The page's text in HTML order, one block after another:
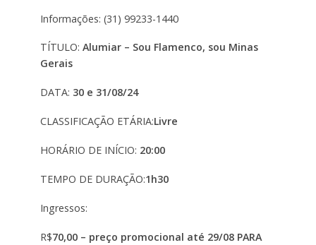
Informações: (31) 99233-1440
TÍTULO: Alumiar – Sou Flamenco, sou Minas
Gerais
DATA: 30 e 31/08/24
CLASSIFICAÇÃO ETÁRIA:Livre
HORÁRIO DE INÍCIO: 20:00
TEMPO DE DURAÇÃO:1h30
Ingressos:
R$70,00 – preço promocional até 29/08 PARA